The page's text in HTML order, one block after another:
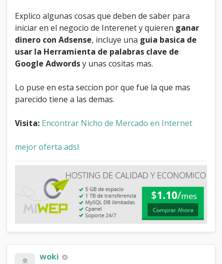
M
e
r
c
a
d
n
i
e
n
t
Explico algunas cosas que deben de saber para
iniciar en el negocio de Interenet y quieren ganar
dinero con Adsense, incluye una guia basica de
usar la Herramienta de palabras clave de
Google Adwordsy unas cositas mas.
Lo puse en esta seccion por que fue la que mas
parecido tiene a las demas.
Visita: Encontrar Nicho de Mercado en Internet
mejor oferta adsl
woki